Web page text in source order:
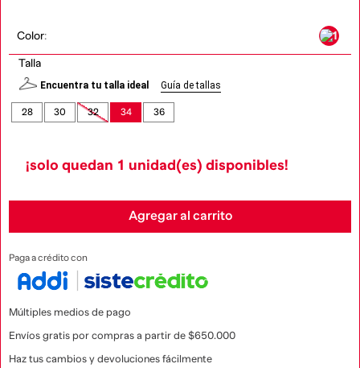
Color:
Talla
Encuentra tu talla ideal Guía de tallas
28 30 32 34 36
¡solo quedan 1 unidad(es) disponibles!
Agregar al carrito
Paga a crédito con
Múltiples medios de pago
Envíos gratis por compras a partir de $650.000
Haz tus cambios y devoluciones fácilmente